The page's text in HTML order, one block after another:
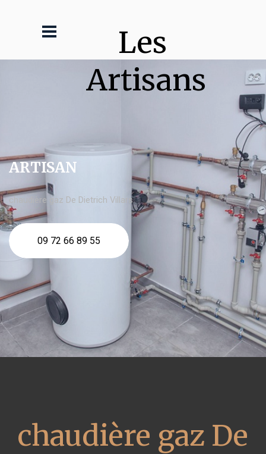
Les
Artisans
ARTISAN
chaudière gaz De Dietrich Villars
09 72 66 89 55
chaudière gaz De